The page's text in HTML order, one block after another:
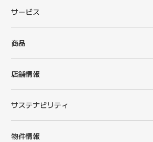
サービス
商品
店舗情報
サステナビリティ
物件情報